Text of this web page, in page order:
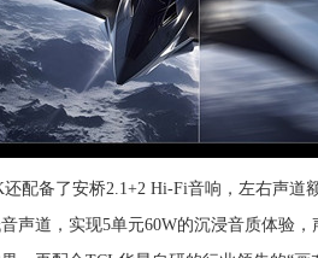
备了安桥2.1+2 Hi-Fi音响，左右声道
声道，实现5单元60W的沉浸音质体验